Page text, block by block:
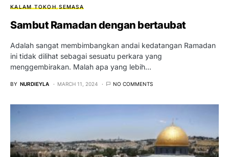
KALAM TOKOH SEMASA
Sambut Ramadan dengan bertaubat
Adalah sangat membimbangkan andai kedatangan Ramadan
ini tidak dilihat sebagai sesuatu perkara yang
menggembirakan. Malah apa yang lebih…
BY NURDIEYLA MARCH 11, 2024 NO COMMENTS